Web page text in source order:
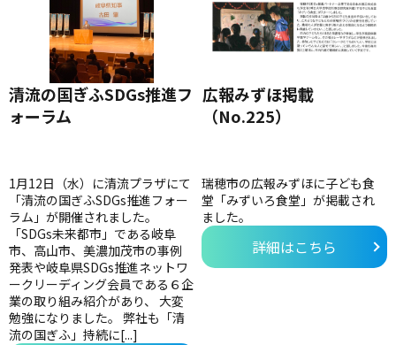
清流の国ぎふSDGs推進フ
ォーラム
1月12日（水）に清流プラザにて
「清流の国ぎふSDGs推進フォー
ラム」が開催されました。
「SDGs未来都市」である岐阜
市、高山市、美濃加茂市の事例
発表や岐阜県SDGs推進ネットワ
ークリーディング会員である６企
業の取り組み紹介があり、 大変
勉強になりました。 弊社も「清
流の国ぎふ」持続に[...]
広報みずほ掲載
（No.225）
瑞穂市の広報みずほに子ども食
堂「みずいろ食堂」が掲載され
ました。
詳細はこちら